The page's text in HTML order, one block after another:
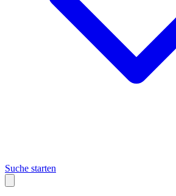
Suche starten